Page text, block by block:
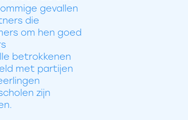
gevallen
die
om hen goed
betrokkenen
met partijen
zijn